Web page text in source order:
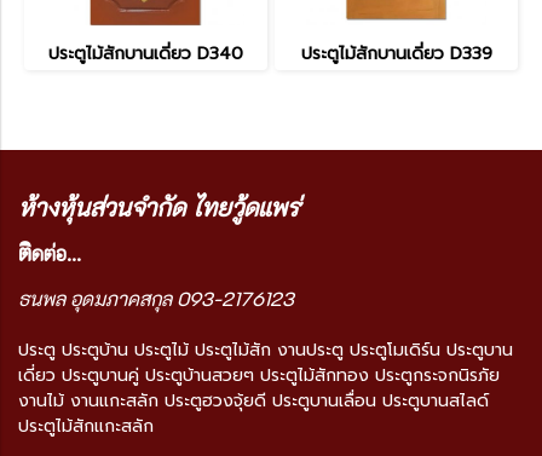
ประตูไม้สักบานเดี่ยว D340 ประตูไม้สักบานเดี่ยว D339
ห้างหุ้นส่วนจำกัด ไทยวู้ดแพร่
ติดต่อ...
ธนพล อุดมภาคสกุล 093-2176123
ประตู ประตูบ้าน ประตูไม้ ประตูไม้สัก งานประตู ประตูโมเดิร์น ประตูบาน
เดี่ยว ประตูบานคู่ ประตูบ้านสวยๆ ประตูไม้สักทอง ประตูกระจกนิรภัย
งานไม้ งานแกะสลัก ประตูฮวงจุ้ยดี ประตูบานเลื่อน ประตูบานสไลด์
ประตูไม้สักแกะสลัก